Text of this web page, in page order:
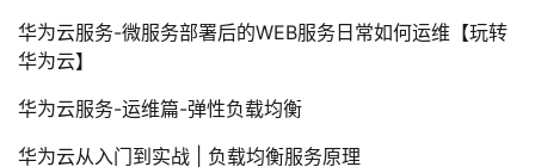
华为云服务-微服务部署后的WEB服务日常如何运维【玩转
华为云】
华为云服务-运维篇-弹性负载均衡
华为云从入门到实战 | 负载均衡服务原理